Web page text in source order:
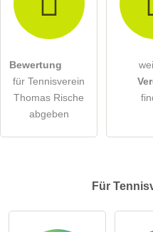
Bewertung
für Tennisverein
Thomas Rische
abgeben
Für